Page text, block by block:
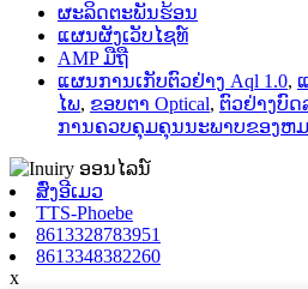
ຜະລິດຕະພັນຮ້ອນ
ແຜນຜັງເວັບໄຊທ໌
AMP ມືຖື
ແຜນການເກັບຕົວຢ່າງ Aql 1.0,
ໄພ, ຂອບຕາ Optical, ຕົວຢ່າງບົດ
ການຄວບຄຸມຄຸນນະພາບຂອງຫ
ສົ່ງອີເມວ
TTS-Phoebe
8613328783951
8613348382260
x